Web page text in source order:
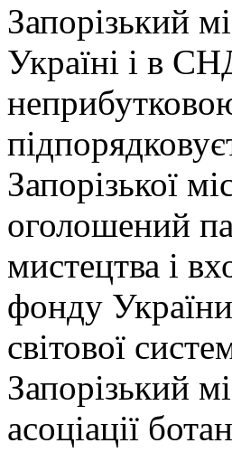
Запорізький
Україні і в
Запорізької
оголошений
мистецтва і
фонду
світової
Запорізький
асоціації